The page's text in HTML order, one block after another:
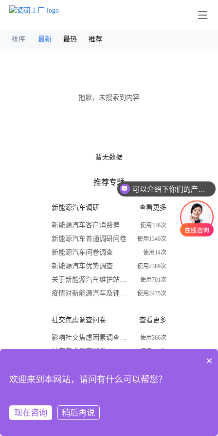
排序 最新 最热 推荐
抱歉，未搜索到内容
暂无数据
推荐专题
新能源汽车调研 查看更多
新能源汽车客户消费偏好调查问卷 使用338次
新能源汽车普通调研问卷 使用1349次
新能源汽车问卷调查 使用14次
新能源汽车优势调查 使用2389次
关于新能源汽车维护站调查问卷 使用701次
疫情对新能源汽车及锂电行业影响调查问卷 使用2475次
社交焦虑调查问卷 查看更多
影响社交焦虑因素调查问卷 使用366次
社交焦虑调查问卷
关于大学生社交焦虑问卷调查 使用677次
注册
×
欢迎来到本网站，请问有什么可以帮您？
现在咨询 稍后再说